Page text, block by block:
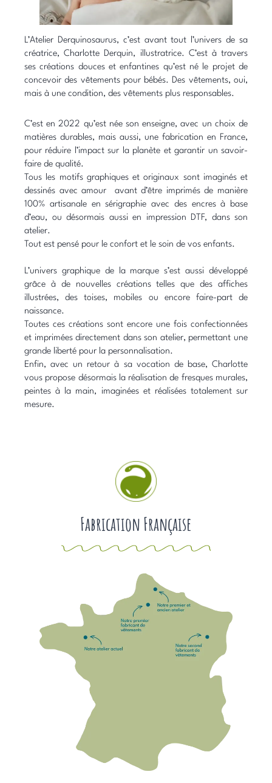
L’Atelier Derquinosaurus, c’est avant tout l’univers de sa
créatrice, Charlotte Derquin, illustratrice. C’est à travers
ses créations douces et enfantines qu’est né le projet de
concevoir des vêtements pour bébés. Des vêtements, oui,
mais à une condition, des vêtements plus responsables.
C’est en 2022 qu’est née son enseigne, avec un choix de
matières durables, mais aussi, une fabrication en France,
pour réduire l’impact sur la planète et garantir un savoir-
faire de qualité.
Tous les motifs graphiques et originaux sont imaginés et
dessinés avec amour avant d’être imprimés de manière
100% artisanale en sérigraphie avec des encres à base
d’eau, ou désormais aussi en impression DTF, dans son
atelier.
Tout est pensé pour le confort et le soin de vos enfants.
L’univers graphique de la marque s’est aussi développé
grâce à de nouvelles créations telles que des affiches
illustrées, des toises, mobiles ou encore faire-part de
naissance.
Toutes ces créations sont encore une fois confectionnées
et imprimées directement dans son atelier, permettant une
grande liberté pour la personnalisation.
Enfin, avec un retour à sa vocation de base, Charlotte
vous propose désormais la réalisation de fresques murales,
peintes à la main, imaginées et réalisées totalement sur
mesure.
Fabrication Française